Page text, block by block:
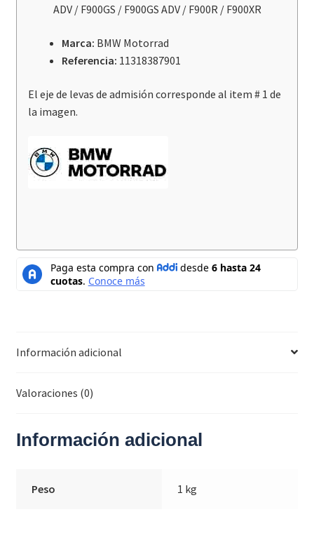
ADV / F900GS / F900GS ADV / F900R / F900XR
Marca: BMW Motorrad
Referencia: 11318387901
El eje de levas de admisión corresponde al item # 1 de
la imagen.
Información adicional
Valoraciones (0)
Información adicional
Peso 1 kg